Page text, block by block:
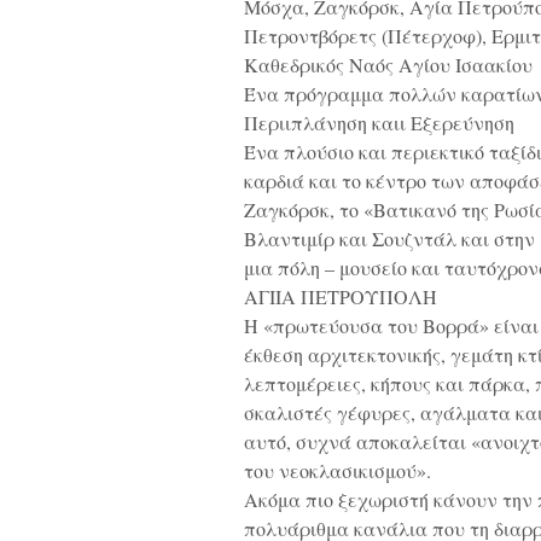
Μόσχα, Ζαγκόρσκ, Αγία
Πετροντβόρετς (Πέτερχοφ),
Καθεδρικός Ναός Αγίου Ισαακίου
Ένα πρόγραμμα πολλών καρατίων
Περιιπλάνηση καιι Εξερεύνηση
Ένα πλούσιο και περιεκτικό
καρδιά και το κέντρο των
Ζαγκόρσκ, το «Βατικανό της
Βλαντιμίρ και Σουζντάλ και
μια πόλη – μουσείο και
ΑΓΙΙΑ ΠΕΤΡΟΥΠΟΛΗ
Η «πρωτεύουσα του Βορρά» είναι
έκθεση αρχιτεκτονικής, γεμάτη
λεπτομέρειες, κήπους και
σκαλιστές γέφυρες, αγάλματα
αυτό, συχνά αποκαλείται
του νεοκλασικισμού».
Ακόμα πιο ξεχωριστή κάνουν
πολυάριθμα κανάλια που τη